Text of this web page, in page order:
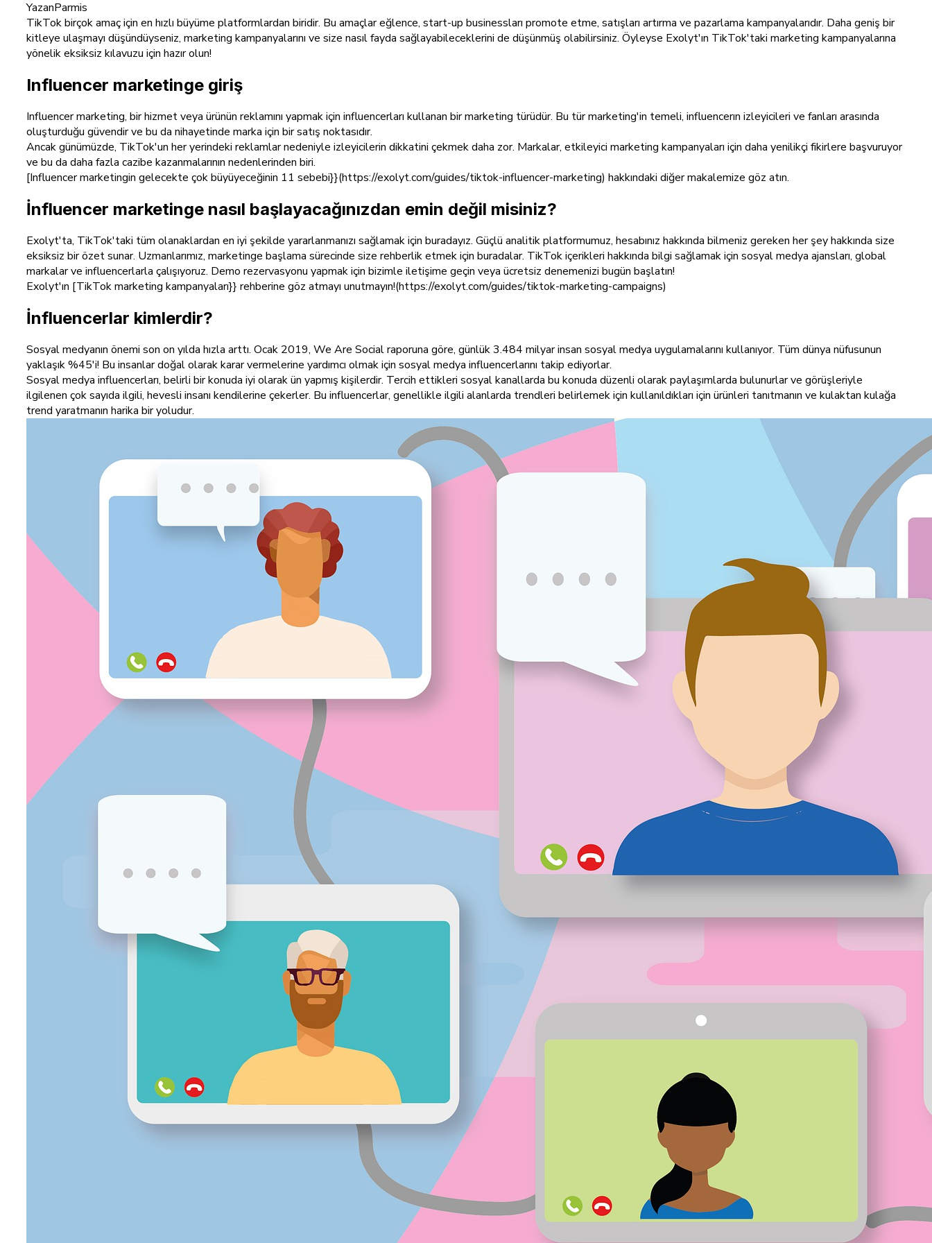
YazanParmis
TikTok birçok amaç için en hızlı büyüme platformlardan biridir. Bu amaçlar eğlence, start-up businessları promote etme, satışları artırma ve pazarlama kampanyalarıdır. Daha geniş bir
kitleye ulaşmayı düşündüyseniz, marketing kampanyalarını ve size nasıl fayda sağlayabileceklerini de düşünmüş olabilirsiniz. Öyleyse Exolyt'ın TikTok'taki marketing kampanyalarına
yönelik eksiksiz kılavuzu için hazır olun!
Influencer marketinge giriş
Influencer marketing, bir hizmet veya ürünün reklamını yapmak için influencerları kullanan bir marketing türüdür. Bu tür marketing'in temeli, influencerın izleyicileri ve fanları arasında
oluşturduğu güvendir ve bu da nihayetinde marka için bir satış noktasıdır.
Ancak günümüzde, TikTok'un her yerindeki reklamlar nedeniyle izleyicilerin dikkatini çekmek daha zor. Markalar, etkileyici marketing kampanyaları için daha yenilikçi fikirlere başvuruyor
ve bu da daha fazla cazibe kazanmalarının nedenlerinden biri.
[Influencer marketingin gelecekte çok büyüyeceğinin 11 sebebi}}(https://exolyt.com/guides/tiktok-influencer-marketing) hakkındaki diğer makalemize göz atın.
İnfluencer marketinge nasıl başlayacağınızdan emin değil misiniz?
Exolyt'ta, TikTok'taki tüm olanaklardan en iyi şekilde yararlanmanızı sağlamak için buradayız. Güçlü analitik platformumuz, hesabınız hakkında bilmeniz gereken her şey hakkında size
eksiksiz bir özet sunar. Uzmanlarımız, marketinge başlama sürecinde size rehberlik etmek için buradalar. TikTok içerikleri hakkında bilgi sağlamak için sosyal medya ajansları, global
markalar ve influencerlarla çalışıyoruz. Demo rezervasyonu yapmak için bizimle iletişime geçin veya ücretsiz denemenizi bugün başlatın!
Exolyt'ın [TikTok marketing kampanyaları}} rehberine göz atmayı unutmayın!(https://exolyt.com/guides/tiktok-marketing-campaigns)
İnfluencerlar kimlerdir?
Sosyal medyanın önemi son on yılda hızla arttı. Ocak 2019, We Are Social raporuna göre, günlük 3.484 milyar insan sosyal medya uygulamalarını kullanıyor. Tüm dünya nüfusunun
yaklaşık %45'i! Bu insanlar doğal olarak karar vermelerine yardımcı olmak için sosyal medya influencerlarını takip ediyorlar.
Sosyal medya influencerları, belirli bir konuda iyi olarak ün yapmış kişilerdir. Tercih ettikleri sosyal kanallarda bu konuda düzenli olarak paylaşımlarda bulunurlar ve görüşleriyle
ilgilenen çok sayıda ilgili, hevesli insanı kendilerine çekerler. Bu influencerlar, genellikle ilgili alanlarda trendleri belirlemek için kullanıldıkları için ürünleri tanıtmanın ve kulaktan kulağa
trend yaratmanın harika bir yoludur.